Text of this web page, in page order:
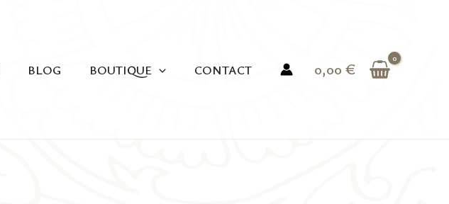
BLOG BOUTIQUE CONTACT 0,00 €